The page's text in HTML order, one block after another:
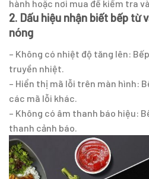
hành hoặc nơi mua để kiểm tra
2. Dấu hiệu nhận biết bếp từ
nóng
– Không có nhiệt độ tăng lên:
truyền nhiệt.
– Hiển thị mã lỗi trên màn hình:
các mã lỗi khác.
– Không có âm thanh báo hiệu:
thanh cảnh báo.